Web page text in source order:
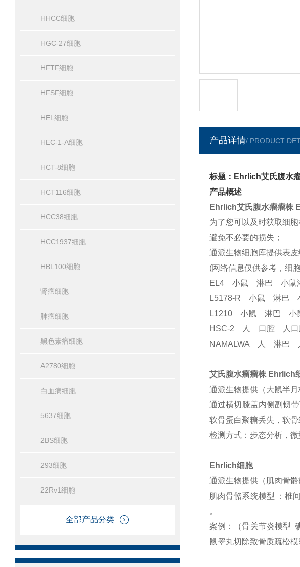
HHCC细胞
HGC-27细胞
HFTF细胞
HFSF细胞
HEL细胞
HEC-1-A细胞
HCT-8细胞
HCT116细胞
HCC38细胞
HCC1937细胞
HBL100细胞
肾癌细胞
肺癌细胞
黑色素瘤细胞
A2780细胞
白血病细胞
5637细胞
2BS细胞
293细胞
22Rv1细胞
全部产品分类
产品详情/ PRODUCT
标题：Ehrlich艾氏腹水
产品概述
Ehrlich艾氏腹水瘤瘤株
为了您可以及时获取细
避免不必要的损失；
通派生物细胞库提供表
(网络信息仅供参考，细
EL4 小鼠 淋巴 小鼠
L5178-R 小鼠 淋巴
L1210 小鼠 淋巴 小
HSC-2 人 口腔 人口
NAMALWA 人 淋巴
艾氏腹水瘤瘤株 Ehrlich
通派生物提供（大鼠半月
通过横切膝盖内侧副韧
软骨蛋白聚糖丢失，软
检测方式：步态分析，
Ehrlich细胞
通派生物提供（肌肉骨骼
肌肉骨骼系统模型 ：椎
。
案例：（骨关节炎模型
鼠睾丸切除致骨质疏松